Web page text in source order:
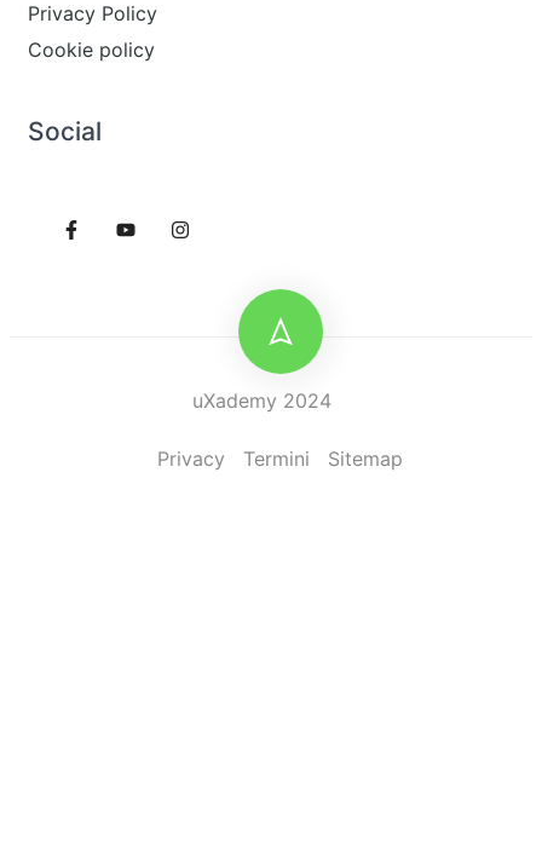
Privacy Policy
Cookie policy
Social
uXademy 2024
Privacy Termini Sitemap